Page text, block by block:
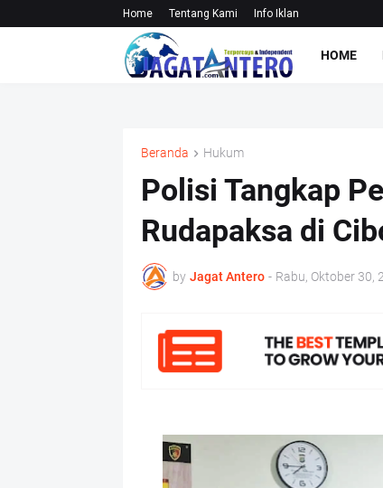
Home Tentang Kami Info Iklan
HOME
Beranda Hukum
Polisi Tangkap
Rudapaksa di
by Jagat Antero - Rabu, Oktober 30,